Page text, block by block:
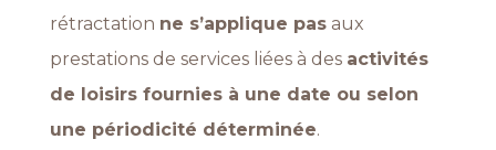
rétractation ne s’applique pasaux
prestations de services liées à des activités
de loisirs fournies à une date ou selon
une périodicité déterminée.